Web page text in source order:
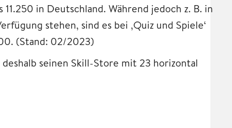
in Deutschland. Während jedoch z. B. in
stehen, sind es bei ‚Quiz und Spiele‘
(Stand: 02/2023)
seinen Skill-Store mit 23 horizontal